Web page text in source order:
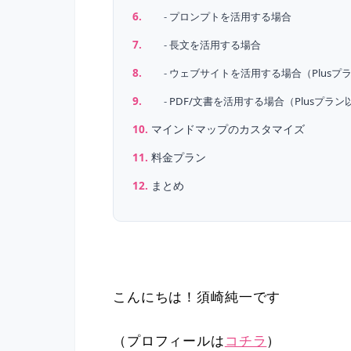
プロンプトを活用する場合
長文を活用する場合
ウェブサイトを活用する場合（Plusプラ
PDF/文書を活用する場合（Plusプラン
マインドマップのカスタマイズ
料金プラン
まとめ
こんにちは！須崎純一です
（プロフィールはコチラ ）